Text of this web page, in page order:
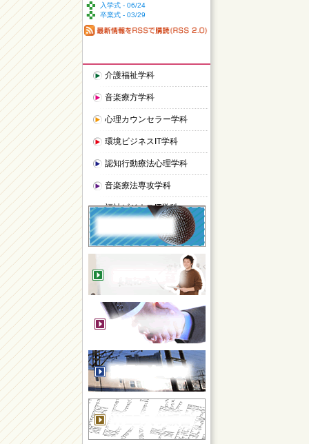
入学式 - 06/24
卒業式 - 03/29
介護福祉学科
音楽療方学科
心理カウンセラー学科
環境ビジネスIT学科
認知行動療法心理学科
音楽療法専攻学科
福祉ビジネスIT学科